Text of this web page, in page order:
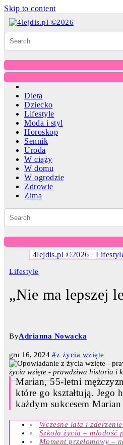
Skip to content
Dieta
Dziecko
Lifestyle
Moda i styl
Horoskop
Sennik
Uroda
W ciąży
W domu
W ogrodzie
Zdrowie
Zima
4lejdis.pl ©2026 /
Lifestyle
„Nie ma lepszej
ByAdrianna Nowacka
gru 16, 2024 #z życia wzięte
życia wzięte - prawdziwa historia i
Marian, 55-letni
które go kształtują. Jego
każdym sukcesem
Wczesne lata i
Szkoła życia – młodość
Moment przełomowy –